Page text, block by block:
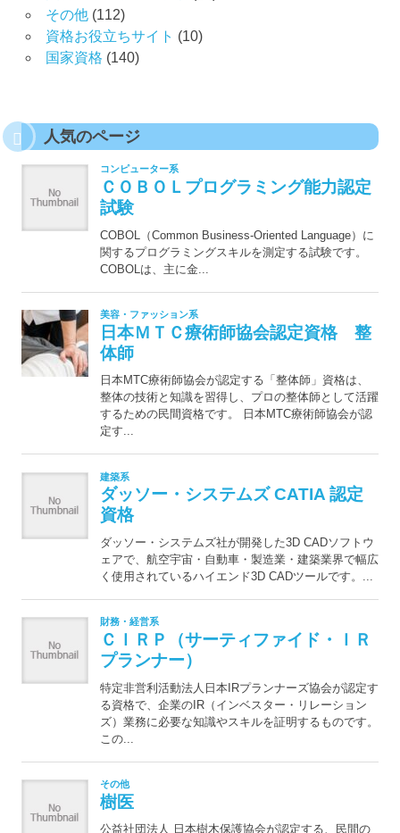
その他(112)
資格お役立ちサイト (10)
国家資格 (140)
人気のページ